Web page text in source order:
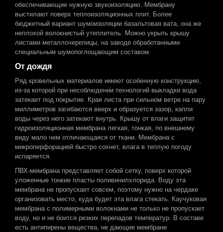
обеспечивающие нужную звукоизоляцию. Мембрану
выстилают поверх теплоизоляционных плит. Более
бюджетный вариант шумоизоляции базальтовая вата, она же
неплохой волокнистый утеплитель. Можно укрыть крышу
листами металлочерепицы, на заводе обработанными
специальным шумопоглощающим составом.
От дождя
Ряд кровельных материалов имеют особенную конструкцию,
из-за которой при несоблюдении технологий выкладки вода
затекает под покрытие. Края листа при сильном ветре на пару
миллиметров загибаются вверх и образуется зазор, капли
воды через него затекают внутрь. Крышу от влаги защитит
гидроизоляционная мембрана легкая, тонкая, по внешнему
виду мало чем отличающаяся от ткани. Мембрана с
микроперфорацией быстро сохнет, влага в теплую погоду
испаряется.
ПВХ-мембрана представляет собой сетку, поверх которой
уложенные тонкие пласты поливинилхлорида. Воду эта
мембрана не пропускает совсем, поэтому нужно на чердаке
организовать место, куда будет эта влага стекать. Каучуковая
мембрана с полимерными волокнами не только не пропускает
воду, но и не боится резких перепадов температур. В составе
есть антипирены вещества, не дающие мембране